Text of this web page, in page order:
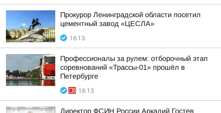
Прокурор Ленинградской области посетил
цементный завод «ЦЕСЛА»
16:13
Профессионалы за рулем: отборочный этап
соревнований «Трассы-01» прошёл в
Петербурге
16:13
Директор ФСИН России Аркадий Гостев